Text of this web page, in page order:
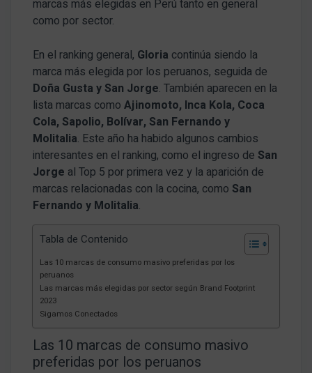
marcas más elegidas en Perú tanto en general
como por sector.
En el ranking general, Gloria continúa siendo la
marca más elegida por los peruanos, seguida de
Doña Gusta y San Jorge. También aparecen en la
lista marcas comoAjinomoto, Inca Kola, Coca
Cola, Sapolio, Bolívar, San Fernando y
Molitalia. Este año ha habido algunos cambios
interesantes en el ranking, como el ingreso de San
Jorge al Top 5 por primera vez y la aparición de
marcas relacionadas con la cocina, como San
Fernando y Molitalia.
Tabla de Contenido
Las 10 marcas de consumo masivo preferidas por los
peruanos
Las marcas más elegidas por sector según Brand Footprint
2023
Sigamos Conectados
Las 10 marcas de consumo masivo
preferidas por los peruanos